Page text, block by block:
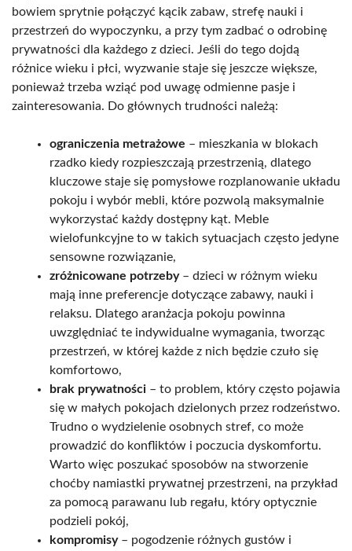
bowiem sprytnie połączyć kącik zabaw, strefę nauki i
przestrzeń do wypoczynku, a przy tym zadbać o odrobinę
prywatności dla każdego z dzieci. Jeśli do tego dojdą
różnice wieku i płci, wyzwanie staje się jeszcze większe,
ponieważ trzeba wziąć pod uwagę odmienne pasje i
zainteresowania. Do głównych trudności należą:
ograniczenia metrażowe – mieszkania w blokach
rzadko kiedy rozpieszczają przestrzenią, dlatego
kluczowe staje się pomysłowe rozplanowanie układu
pokoju i wybór mebli, które pozwolą maksymalnie
wykorzystać każdy dostępny kąt. Meble
wielofunkcyjne to w takich sytuacjach często jedyne
sensowne rozwiązanie,
zróżnicowane potrzeby– dzieci w różnym wieku
mają inne preferencje dotyczące zabawy, nauki i
relaksu. Dlatego aranżacja pokoju powinna
uwzględniać te indywidualne wymagania, tworząc
przestrzeń, w której każde z nich będzie czuło się
komfortowo,
brak prywatności – to problem, który często pojawia
się w małych pokojach dzielonych przez rodzeństwo.
Trudno o wydzielenie osobnych stref, co może
prowadzić do konfliktów i poczucia dyskomfortu.
Warto więc poszukać sposobów na stworzenie
choćby namiastki prywatnej przestrzeni, na przykład
za pomocą parawanu lub regału, który optycznie
podzieli pokój,
kompromisy– pogodzenie różnych gustów i